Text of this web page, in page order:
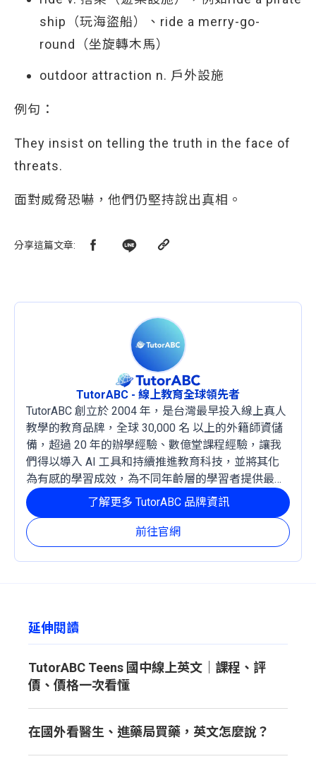
ship（玩海盜船）、ride a merry-go-
round（坐旋轉木馬）
outdoor attraction n. 戶外設施
例句：
They insist on telling the truth in the face of
threats.
面對威脅恐嚇，他們仍堅持說出真相。
分享這篇文章:
TutorABC - 線上教育全球領先者
TutorABC 創立於 2004 年，是台灣最早投入線上真人
教學的教育品牌，全球 30,000 名 以上的外籍師資儲
備，超過 20 年的辦學經驗、數億堂課程經驗，讓我
們得以導入 AI 工具和持續推進教育科技，並將其化
為有感的學習成效，為不同年齡層的學習者提供最穩
定且有效的成長路徑。
前往官網
了解更多 TutorABC 品牌資訊
延伸閱讀
TutorABC Teens 國中線上英文｜課程、評
價、價格一次看懂
在國外看醫生、進藥局買藥，英文怎麼說？